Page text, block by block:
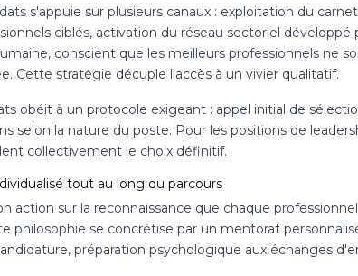
s'appuie sur plusieurs canaux : exploitation du
ciblés, activation du réseau sectoriel
conscient que les meilleurs professionnels ne
Cette stratégie décuple l'accès à un vivier qualitatif.
obéit à un protocole exigeant : appel initial de
selon la nature du poste. Pour les positions de
collectivement le choix définitif.
tout au long du parcours
action sur la reconnaissance que chaque
philosophie se concrétise par un mentorat
préparation psychologique aux échanges